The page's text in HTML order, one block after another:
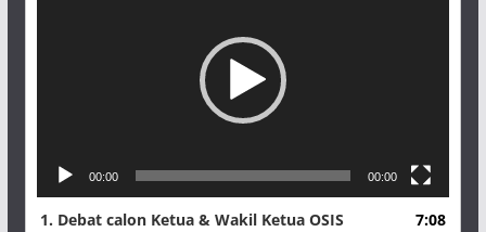
00:00 00:00
1. Debat calon Ketua & Wakil Ketua OSIS 7:08